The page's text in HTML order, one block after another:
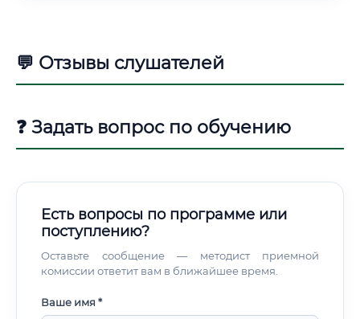
💬 Отзывы слушателей
❓ Задать вопрос по обучению
Есть вопросы по программе или
поступлению?
Оставьте сообщение — методист приемной
комиссии ответит вам в ближайшее время.
Ваше имя *